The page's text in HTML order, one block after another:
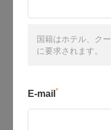
国籍はホテル、ク
に要求されます。
E-mail *